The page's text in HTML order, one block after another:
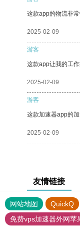
这款app的物流非
2025-02-09
游客
这款app让我的工
2025-02-09
游客
这款加速器app的
2025-02-09
友情链接
网站地图 QuickQ
免费vps加速器外网苹